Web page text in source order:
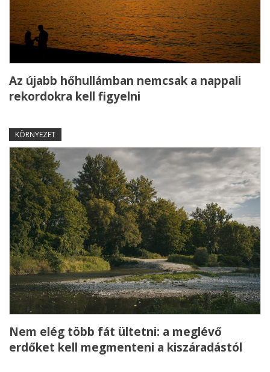
Az újabb hőhullámban nemcsak a nappali
rekordokra kell figyelni
KÖRNYEZET
Nem elég több fát ültetni: a meglévő
erdőket kell megmenteni a kiszáradástól